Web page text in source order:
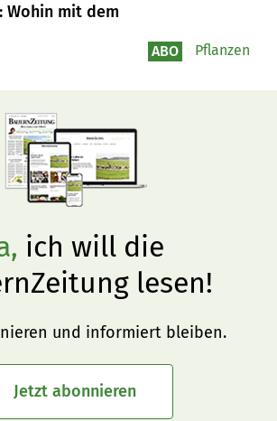
Wohin mit dem
ABO Pflanzen
ich will die
lesen!
und informiert bleiben.
Jetzt abonnieren